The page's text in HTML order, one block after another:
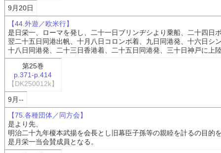
9月20日
【44.外遊／欧米行】
是日栄一、ローマを発し、二十一日ブリンヂシより乗船、二十四日
翌二十五日同港出帆、十月八日コロンボ着、九日同港発、十六日シ
十八日同港発、二十三日香港着、二十五日同港発、三十日神戸に上
第25巻
p.371-p.414
【DK250012k】
9月--
【75.各種団体／同方会】
是より先、
明治二十九年榎本武揚を会長とし旧幕臣子孫等の親睦を計るの目的
是月栄一当会賛成員となる。